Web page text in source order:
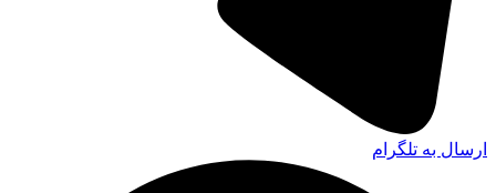
ارسال به تلگرام